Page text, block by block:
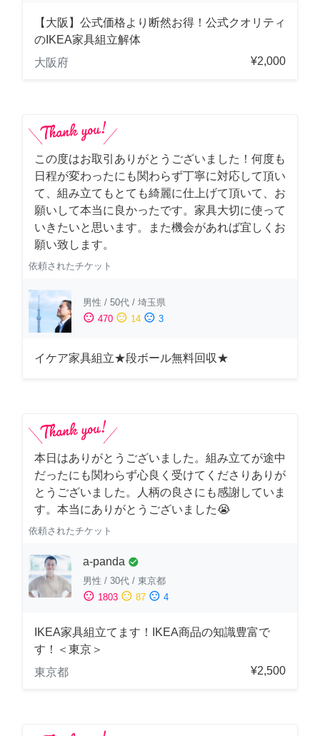
【大阪】公式価格より断然お得！公式クオリティ
のIKEA家具組立解体
大阪府
¥2,000
この度はお取引ありがとうございました！何度も
日程が変わったにも関わらず丁寧に対応して頂い
て、組み立てもとても綺麗に仕上げて頂いて、お
願いして本当に良かったです。家具大切に使って
いきたいと思います。また機会があれば宜しくお
願い致します。
依頼されたチケット
男性 / 50代 / 埼玉県
sentiment_satisfied 470 sentiment_neutral 14 sentiment_dissatisfied 3
イケア家具組立★段ボール無料回収★
本日はありがとうございました。組み立てが途中
だったにも関わらず心良く受けてくださりありが
とうございました。人柄の良さにも感謝していま
す。本当にありがとうございました😭
依頼されたチケット
a-panda check_circle
男性 / 30代 / 東京都
sentiment_satisfied 1803 sentiment_neutral 87 sentiment_dissatisfied 4
IKEA家具組立てます！IKEA商品の知識豊富で
す！＜東京＞
東京都
¥2,500